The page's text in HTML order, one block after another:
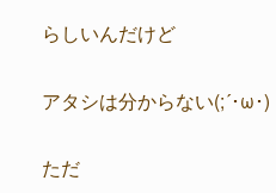
らしいんだけど
アタシは分からない(;´･ω･)
ただ